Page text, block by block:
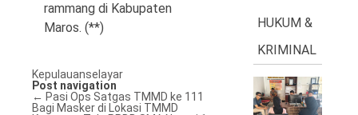
rammang di Kabupaten
Maros. (**)
Kepulauanselayar
Post navigation
← Pasi Ops Satgas TMMD ke 111
Bagi Masker di Lokasi TMMD
HUKUM &
KRIMINAL